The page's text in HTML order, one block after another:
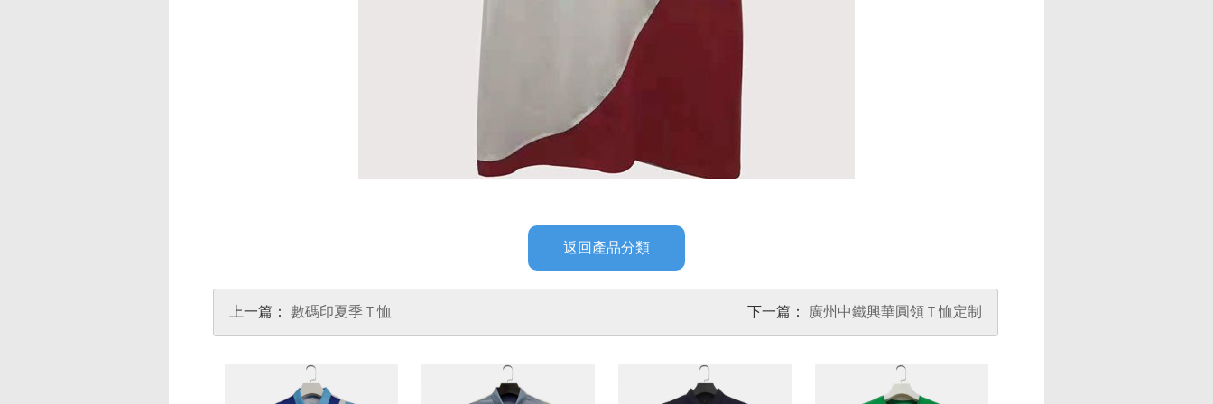
返回產品分類
上一篇： 數碼印夏季Ｔ恤 下一篇： 廣州中鐵興華圓領Ｔ恤定制